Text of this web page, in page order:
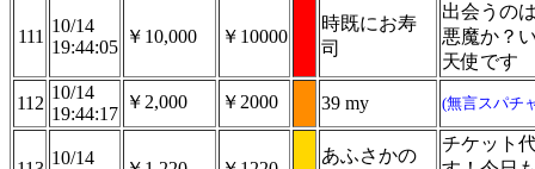
111
10/14
19:44:05
￥10,000 ￥10000
時既にお寿
司
出会うの
悪魔か？
天使です
112
10/14
19:44:17
￥2,000 ￥2000 39 my (無言スパチ
10/14
あふさかの
チケット